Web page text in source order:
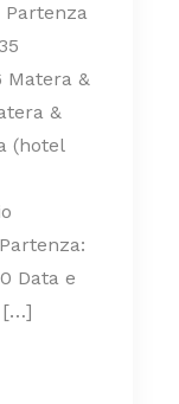
Matera &
&
(hotel
Data e
[…]